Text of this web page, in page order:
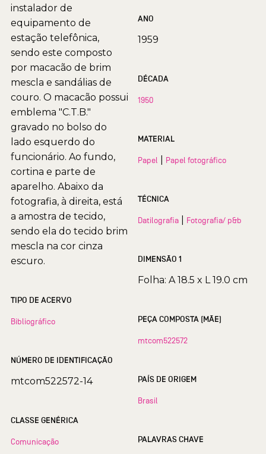
instalador de
equipamento de
estação telefônica,
sendo este composto
por macacão de brim
mescla e sandálias de
couro. O macacão possui
emblema "C.T.B."
gravado no bolso do
lado esquerdo do
funcionário. Ao fundo,
cortina e parte de
aparelho. Abaixo da
fotografia, à direita, está
a amostra de tecido,
sendo ela do tecido brim
mescla na cor cinza
escuro.
TIPO DE ACERVO
Bibliográfico
NÚMERO DE IDENTIFICAÇÃO
mtcom522572-14
CLASSE GENÉRICA
Comunicação
ANO
1959
DÉCADA
1950
MATERIAL
Papel Papel fotográfico
TÉCNICA
Datilografia Fotografia/ p&b
DIMENSÃO 1
Folha: A 18.5 x L 19.0 cm
PEÇA COMPOSTA (MÃE)
mtcom522572
PAÍS DE ORIGEM
Brasil
PALAVRAS CHAVE